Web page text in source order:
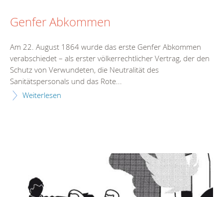
Genfer Abkommen
Am 22. August 1864 wurde das erste Genfer Abkommen
verabschiedet – als erster völkerrechtlicher Vertrag, der den
Schutz von Verwundeten, die Neutralität des
Sanitätspersonals und das Rote...
Weiterlesen